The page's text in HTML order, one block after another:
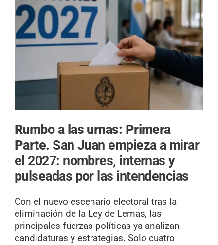
Rumbo a las urnas: Primera
Parte. San Juan empieza a mirar
el 2027: nombres, internas y
pulseadas por las intendencias
Con el nuevo escenario electoral tras la
eliminación de la Ley de Lemas, las
principales fuerzas políticas ya analizan
candidaturas y estrategias. Solo cuatro